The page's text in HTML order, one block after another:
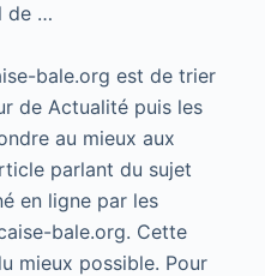
de …
bale.org est de trier
de Actualité puis les
au mieux aux
parlant du sujet
en ligne par les
bale.org. Cette
mieux possible. Pour